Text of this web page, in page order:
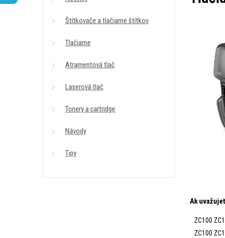
Štítkovače a tlačiarne štítkov
Tlačiarne
Atramentová tlač
Laserová tlač
Tonery a cartridge
Návody
Tipy
Ak
ZC100
ZC100